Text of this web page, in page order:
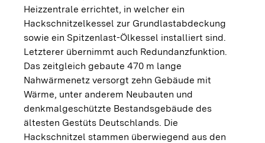
Heizzentrale errichtet, in welcher ein
Hackschnitzelkessel zur Grundlastabdeckung
sowie ein Spitzenlast-Ölkessel installiert sind.
Letzterer übernimmt auch Redundanzfunktion.
Das zeitgleich gebaute 470 m lange
Nahwärmenetz versorgt zehn Gebäude mit
Wärme, unter anderem Neubauten und
denkmalgeschützte Bestandsgebäude des
ältesten Gestüts Deutschlands. Die
Hackschnitzel stammen überwiegend aus den